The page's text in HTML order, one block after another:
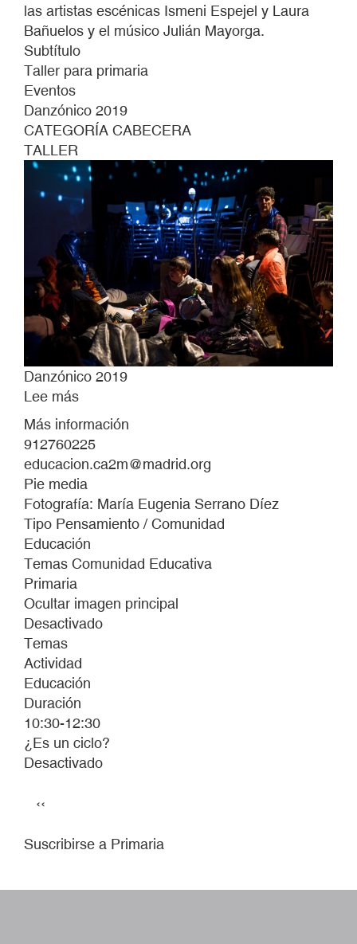
las artistas escénicas Ismeni Espejel y Laura
Bañuelos y el músico Julián Mayorga.
Subtítulo
Taller para primaria
Eventos
Danzónico 2019
CATEGORÍA CABECERA
TALLER
Danzónico 2019
Lee más
Danzónico
2019
Más información
912760225
educacion.ca2m@madrid.org
Pie media
Fotografía: María Eugenia Serrano Díez
Tipo Pensamiento / Comunidad
Educación
Temas Comunidad Educativa
Primaria
Ocultar imagen principal
Desactivado
Temas
Actividad
Educación
Duración
10:30-12:30
¿Es un ciclo?
Desactivado
Página
‹‹
Suscribirse a Primaria